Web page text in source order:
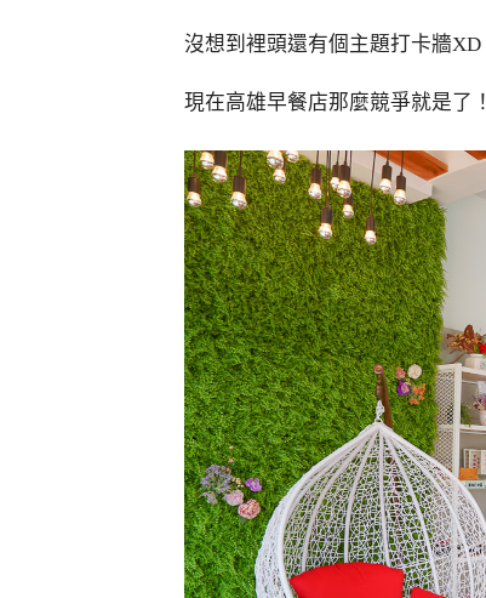
沒想到裡頭還有個主題打卡牆XD
現在高雄早餐店那麼競爭就是了！